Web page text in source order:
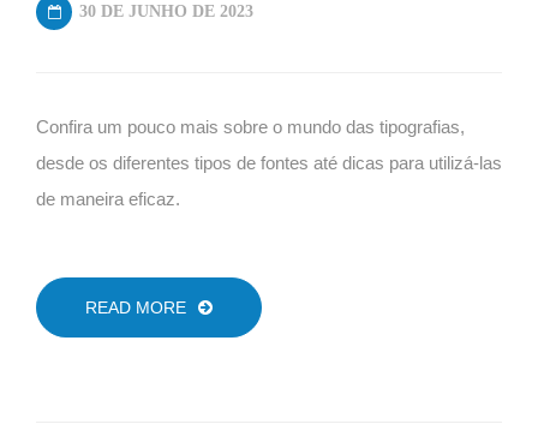
30 DE JUNHO DE 2023
Confira um pouco mais sobre o mundo das tipografias,
desde os diferentes tipos de fontes até dicas para utilizá-las
de maneira eficaz.
READ MORE